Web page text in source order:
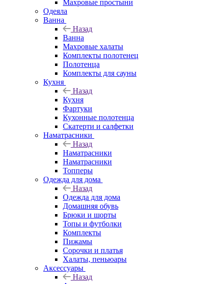
Махровые простыни
Одеяла
Ванна
Назад
Ванна
Махровые халаты
Комплекты полотенец
Полотенца
Комплекты для сауны
Кухня
Назад
Кухня
Фартуки
Кухонные полотенца
Скатерти и салфетки
Наматрасники
Назад
Наматрасники
Наматрасники
Топперы
Одежда для дома
Назад
Одежда для дома
Домашняя обувь
Брюки и шорты
Топы и футболки
Комплекты
Пижамы
Сорочки и платья
Халаты, пеньюары
Аксессуары
Назад